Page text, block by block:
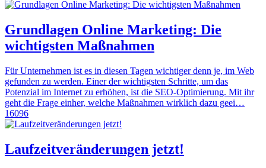
Grundlagen Online Marketing: Die
wichtigsten Maßnahmen
Für Unternehmen ist es in diesen Tagen wichtiger denn je, im Web
gefunden zu werden. Einer der wichtigsten Schritte, um das
Potenzial im Internet zu erhöhen, ist die SEO-Optimierung. Mit ihr
geht die Frage einher, welche Maßnahmen wirklich dazu geei…
16096
Laufzeitveränderungen jetzt!